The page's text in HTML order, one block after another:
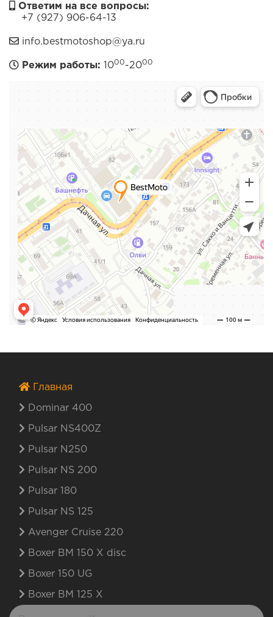
Ответим на все вопросы:
+7 (927) 906-64-13
info.bestmotoshop@ya.ru
Режим работы: 1000-2000
Главная
Dominar 400
Pulsar NS400Z
Pulsar N250
Pulsar NS 200
Pulsar 180
Pulsar NS 125
Avenger Cruise 220
Boxer BM 150 X disc
Boxer 150 UG
Boxer BM 125 X